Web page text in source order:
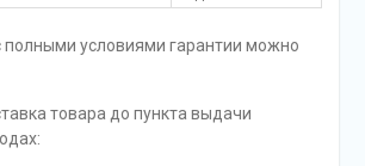
полными условиями гарантии можно
товара до пункта выдачи